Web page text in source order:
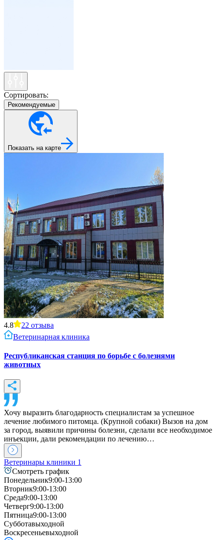
Сортировать:
Рекомендуемые
Показать на карте
4.8 22 отзыва
Ветеринарная клиника
Республиканская станция по борьбе с болезнями
животных
Хочу выразить благодарность специалистам за успешное
лечение любимого питомца. (Крупной собаки) Вызов на дом
за город, выявили причины болезни, сделали все необходимое
инъекции, дали рекомендации по лечению…
Ветеринары клиники 1
Смотреть график
Понедельник9:00-13:00
Вторник9:00-13:00
Среда9:00-13:00
Четверг9:00-13:00
Пятница9:00-13:00
Субботавыходной
Воскресеньевыходной